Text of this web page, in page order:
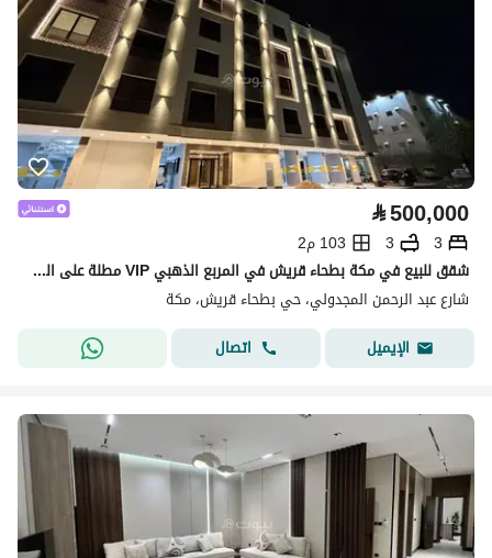
⃁500,000
3
3
103 م2
شقق للبيع في مكة بطحاء قريش في المربع الذهبي VIP مطلة على المسجد
شارع عبد الرحمن المجدولي، حي بطحاء قريش، مكة
الإيميل
اتصال